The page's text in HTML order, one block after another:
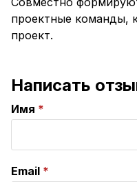
проектные команды,
проект.
Написать
Имя
Email